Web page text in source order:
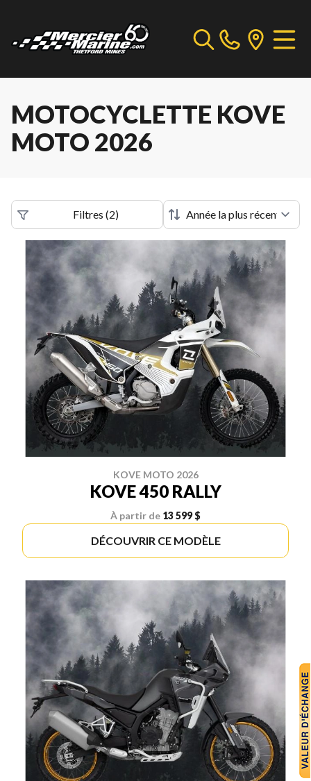
MOTOCYCLETTE KOVE
MOTO 2026
Filtres (2)
KOVE MOTO 2026
KOVE 450 RALLY
À partir de 13 599 $
DÉCOUVRIR CE MODÈLE